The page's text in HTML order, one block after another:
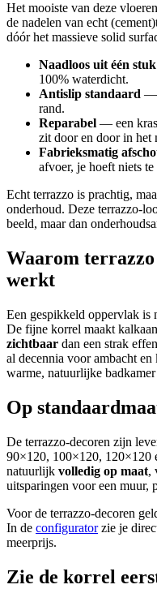
Het mooiste van deze
de nadelen van echt
dóór het massieve solid
Naadloos uit één stuk
100% waterdicht.
Antislip standaard —
rand.
Reparabel — een
zit door en door in het
Fabrieksmatig
afvoer, je hoeft niets te
Echt terrazzo is prachtig,
onderhoud. Deze terrazzo-
beeld, maar dan
Waarom
werkt
Een gespikkeld oppervlak
De fijne korrel maakt
zichtbaar dan een strak
al decennia voor ambacht
warme, natuurlijke
Op
De terrazzo-decoren zijn
90×120, 100×120,
natuurlijk volledig op maat,
uitsparingen voor een muur,
Voor de terrazzo-decoren
In de configuratorzie je
meerprijs.
Zie de korrel